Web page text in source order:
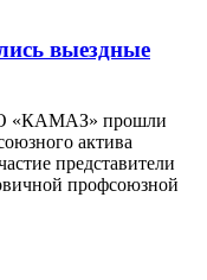
выездные
«КАМАЗ» прошли
актива
представители
профсоюзной